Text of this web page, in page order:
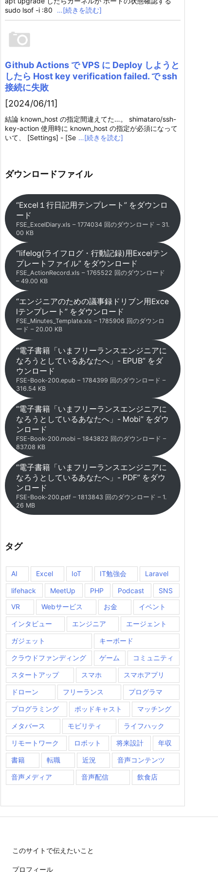
sudo lsof -i :80
…[続きを読む]
Github Actions で VPS に Deploy しようと
したら Host key verification failed. で ssh
接続に失敗
[2024/06/11]
結論 known_host の指定間違えてた…。 shimataro/ssh-
key-action 使用時に known_host の指定が必須になって
いて、 [Settings] - [Se …[続きを読む]
ダウンロードファイル
“Excel１行日記用テンプレート” をダウンロ
ード
FSE_ExcelDiary.xls – 1774034 回のダウンロード – 31.
00 KB
“lifelog(ライフログ・行動記録)用Excelテン
プレートファイル” をダウンロード
FSE_ActionRecord.xls – 1765522 回のダウンロード
– 49.00 KB
“エンジニアのための議事録ドリブン用Exce
lテンプレート” をダウンロード
FSE_Minutes_Template.xls – 1785906 回のダウンロ
ード – 20.00 KB
“電子書籍「いまフリーランスエンジニアに
なろうとしているあなたへ」- EPUB” をダ
ウンロード
FSE-Book-200.epub – 1784399 回のダウンロード –
316.54 KB
“電子書籍「いまフリーランスエンジニアに
なろうとしているあなたへ」- Mobi” をダウ
ンロード
FSE-Book-200.mobi – 1843822 回のダウンロード –
837.08 KB
“電子書籍「いまフリーランスエンジニアに
なろうとしているあなたへ」- PDF” をダウ
ンロード
FSE-Book-200.pdf – 1813843 回のダウンロード – 1.
26 MB
タグ
AI Excel IoT IT勉強会 Laravel
lifehack MeetUp PHP Podcast
SNS
VR
Webサービス お金 イベント
インタビュー エンジニア エージェント
ガジェット キーボード
クラウドファンディング ゲーム コミュニティ
スタートアップ スマホ スマホアプリ
ドローン フリーランス プログラマ
プログラミング ポッドキャスト マッチング
メタバース モビリティ ライフハック
リモートワーク ロボット 将来設計 年収
書籍 転職 近況 音声コンテンツ
音声メディア 音声配信 飲食店
このサイトで伝えたいこと
プロフィール